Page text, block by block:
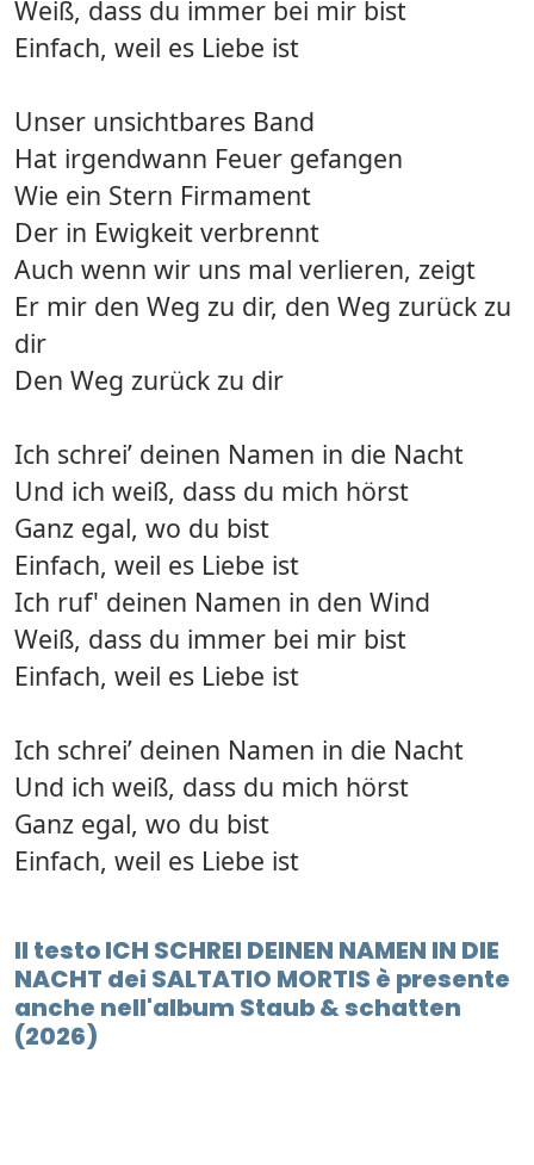
Weiß, dass du immer bei mir bist
Einfach, weil es Liebe ist
Unser unsichtbares Band
Hat irgendwann Feuer gefangen
Wie ein Stern Firmament
Der in Ewigkeit verbrennt
Auch wenn wir uns mal verlieren, zeigt
Er mir den Weg zu dir, den Weg zurück zu
dir
Den Weg zurück zu dir
Ich schrei’ deinen Namen in die Nacht
Und ich weiß, dass du mich hörst
Ganz egal, wo du bist
Einfach, weil es Liebe ist
Ich ruf' deinen Namen in den Wind
Weiß, dass du immer bei mir bist
Einfach, weil es Liebe ist
Ich schrei’ deinen Namen in die Nacht
Und ich weiß, dass du mich hörst
Ganz egal, wo du bist
Einfach, weil es Liebe ist
Il testo ICH SCHREI DEINEN NAMEN IN DIE
NACHT dei SALTATIO MORTIS è presente
anche nell'album Staub & schatten
(2026)